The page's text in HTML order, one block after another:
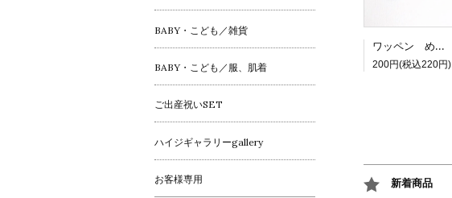
ワッペン めがねチョコ
200円(税込220円)
新着商品
BABY・こども／雑貨
BABY・こども／服、肌着
ご出産祝いSET
ハイジギャラリーgallery
お客様専用